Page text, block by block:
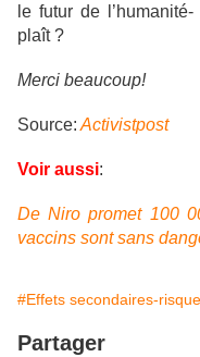
le futur de
plaît ?
Merci beaucoup!
Source: Activistpost
Voir aussi:
De Niro promet 100
vaccins sont sans
#Effets secondaires-
Partager